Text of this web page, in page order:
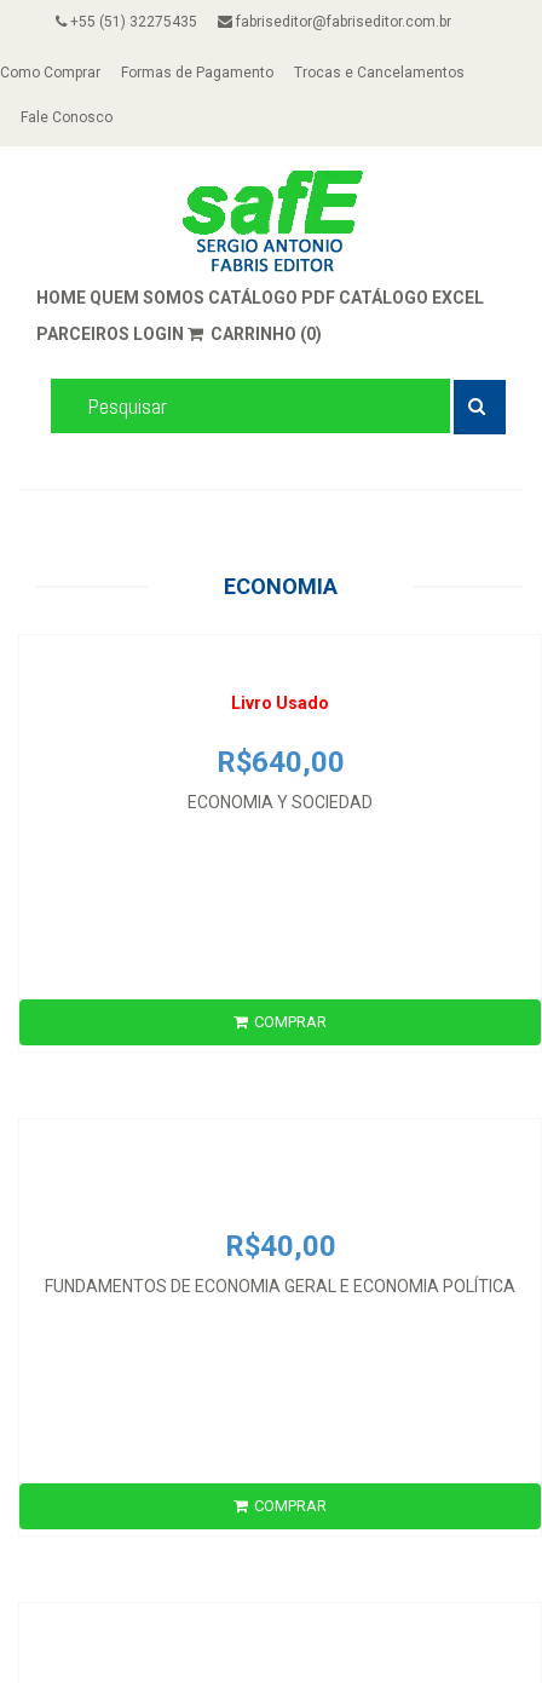
+55 (51) 32275435 fabriseditor@fabriseditor.com.br
Como Comprar Formas de Pagamento Trocas e Cancelamentos
Fale Conosco
HOME QUEM SOMOS CATÁLOGO PDF CATÁLOGO EXCEL
PARCEIROS LOGIN CARRINHO (0)
ECONOMIA
Livro Usado
R$640,00
ECONOMIA Y SOCIEDAD
R$640,00
COMPRAR
R$40,00
FUNDAMENTOS DE ECONOMIA GERAL E ECONOMIA POLÍTICA
R$40,00
COMPRAR
R$255,00